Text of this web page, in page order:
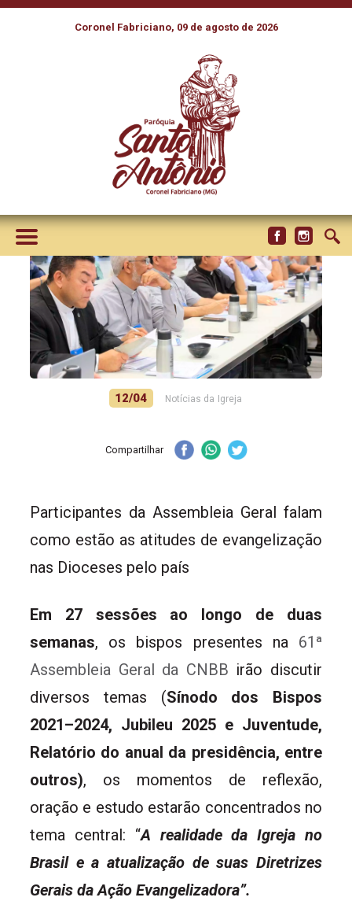
Coronel Fabriciano, 09 de agosto de 2026
BISPOS REFLETEM A
REALIDADE DA IGREJA NO
BRASIL
12/04 Notícias da Igreja
Compartilhar
Participantes da Assembleia Geral falam
como estão as atitudes de evangelização
nas Dioceses pelo país
Em 27 sessões ao longo de duas
semanas, os bispos presentes na61ª
Assembleia Geral da CNBB irão discutir
diversos temas (Sínodo dos Bispos
2021–2024, Jubileu 2025 e Juventude,
Relatório do anual da presidência, entre
outros), os momentos de reflexão,
oração e estudo estarão concentrados no
tema central: “A realidade da Igreja no
Brasil e a atualização de suas Diretrizes
Gerais da Ação Evangelizadora”.